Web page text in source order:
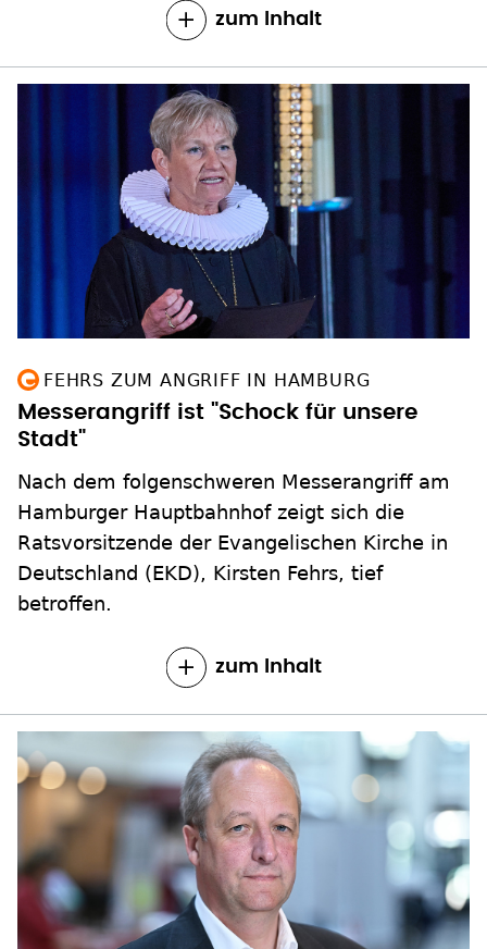
zum Inhalt
FEHRS ZUM ANGRIFF IN HAMBURG
Messerangriff ist "Schock für unsere
Stadt"
Nach dem folgenschweren Messerangriff am
Hamburger Hauptbahnhof zeigt sich die
Ratsvorsitzende der Evangelischen Kirche in
Deutschland (EKD), Kirsten Fehrs, tief
betroffen.
zum Inhalt